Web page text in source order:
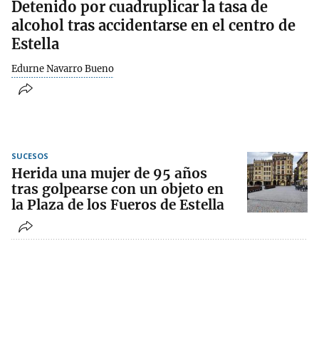
Detenido por cuadruplicar la tasa de
alcohol tras accidentarse en el centro de
Estella
Edurne Navarro Bueno
SUCESOS
Herida una mujer de 95 años
tras golpearse con un objeto en
la Plaza de los Fueros de Estella